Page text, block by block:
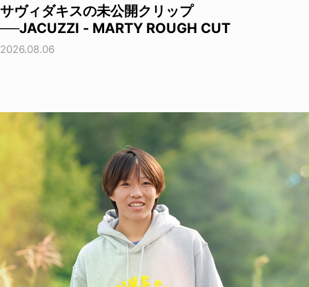
サヴィダキスの未公開クリップ
──JACUZZI - MARTY ROUGH CUT
2026.08.06